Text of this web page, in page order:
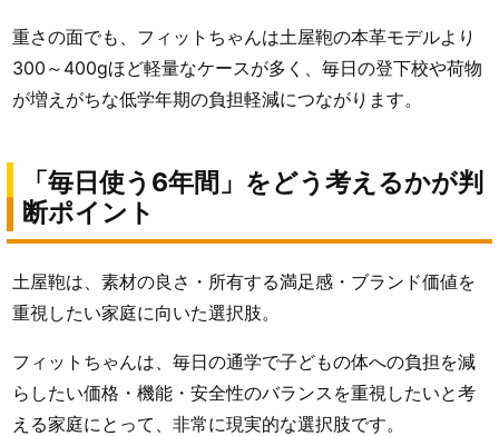
重さの面でも、フィットちゃんは土屋鞄の本革モデルより
300～400gほど軽量なケースが多く、毎日の登下校や荷物
が増えがちな低学年期の負担軽減につながります。
「毎日使う6年間」をどう考えるかが判
断ポイント
土屋鞄は、素材の良さ・所有する満足感・ブランド価値を
重視したい家庭に向いた選択肢。
フィットちゃんは、毎日の通学で子どもの体への負担を減
らしたい価格・機能・安全性のバランスを重視したいと考
える家庭にとって、非常に現実的な選択肢です。